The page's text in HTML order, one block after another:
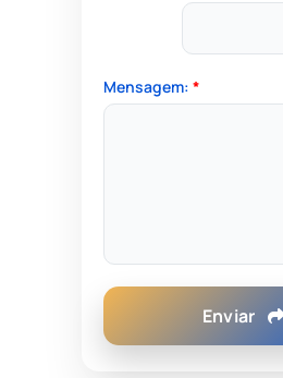
Mensagem: *
Enviar